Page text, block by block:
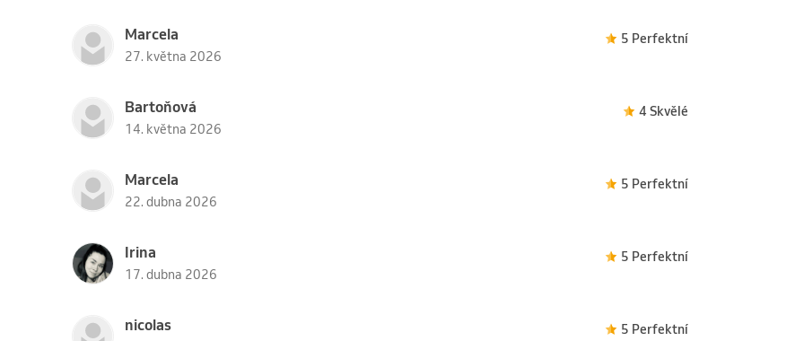
Marcela
27. května 2026
5 Perfektní
Bartoňová
14. května 2026
4 Skvělé
Marcela
22. dubna 2026
5 Perfektní
Irina
17. dubna 2026
5 Perfektní
nicolas 5 Perfektní